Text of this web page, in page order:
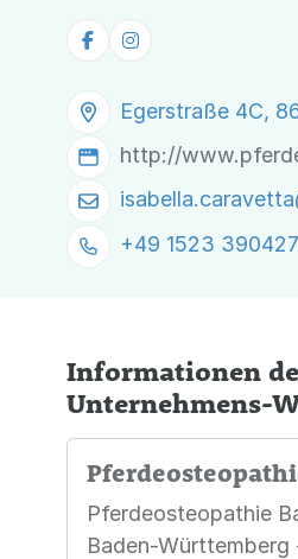
Egerstraße 4C,
http://
+49 1523
Informationen
Unternehmens-
Pferdeosteopathie
Baden-Württemberg